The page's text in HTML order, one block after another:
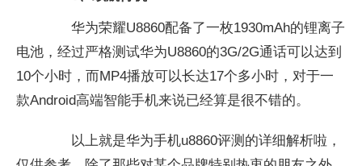
华为荣耀U8860配备了一枚1930mAh的锂离子
电池，经过严格测试华为U8860的3G/2G通话可以达到
10个小时，而MP4播放可以长达17个多小时，对于一
款Android高端智能手机来说已经算是很不错的。
以上就是华为手机u8860评测的详细解析啦，